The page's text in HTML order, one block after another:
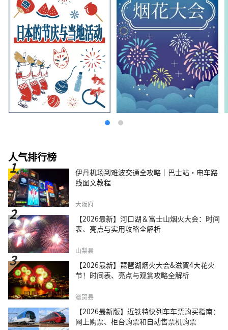
人气排行榜
伊丹机场到难波交通全攻略｜巴士站・电车路
线图文教程
大阪府
【2026最新】河口湖＆富士山烟火大会：时间
表、亮点与实用攻略全解析
山梨县
【2026最新】琵琶湖烟火大会&滋賀4大花火
节！时间表、亮点与观赏攻略全解析
滋贺县
【2026最新版】近铁特快列车车票购买指南：
网上购票、柜台购票和自动售票机购票